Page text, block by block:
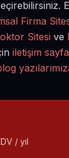
Firma
Sitesi ve
iletişim
/ yıl